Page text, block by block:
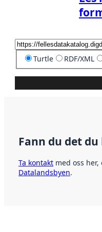
Turtle RDF/XML
Fann du det
Ta kontakt med oss
Datalandsbyen.